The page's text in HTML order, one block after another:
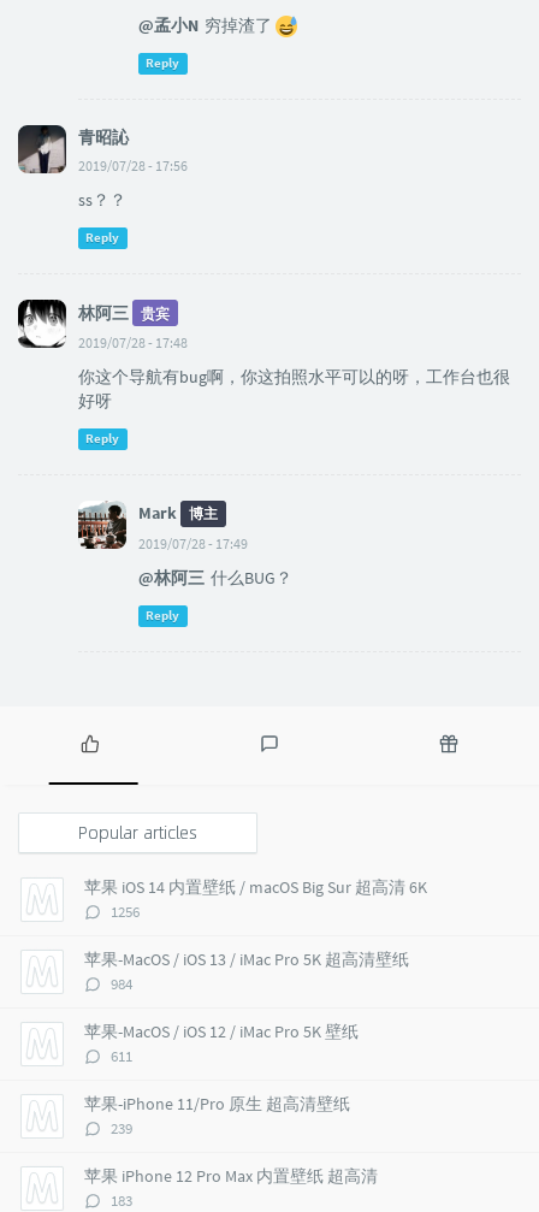
@孟小N 穷掉渣了
Reply
青昭訫
2019/07/28 - 17:56
ss？？
Reply
林阿三
贵宾
2019/07/28 - 17:48
你这个导航有bug啊，你这拍照水平可以的呀，工作台也很
好呀
Reply
Mark
博主
2019/07/28 - 17:49
@林阿三 什么BUG？
Reply
P
p
u
l
a
r
a
r
t
i
c
l
e
s
t
m
n
s
Popular articles
苹果 iOS 14 内置壁纸 / macOS Big Sur 超高清 6K
评
数：
1256
苹果-MacOS / iOS 13 / iMac Pro 5K 超高清壁纸
评
数：
984
苹果-MacOS / iOS 12 / iMac Pro 5K 壁纸
评
数：
611
苹果-iPhone 11/Pro 原生 超高清壁纸
评
数：
239
苹果 iPhone 12 Pro Max 内置壁纸 超高清
评
183